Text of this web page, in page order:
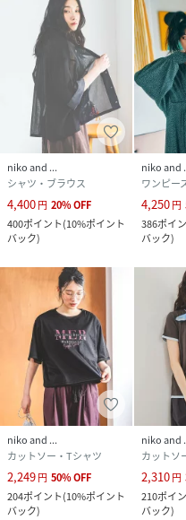
niko and ...
シャツ・ブラウス
4,400円 20%OFF
400ポイント(10%ポイント
バック)
niko and
ワンピー
4,250円
386ポイ
バック)
niko and ...
カットソー・Tシャツ
2,249円 50%OFF
204ポイント(10%ポイント
バック)
niko and
カットソ
2,310円
210ポイ
バック)